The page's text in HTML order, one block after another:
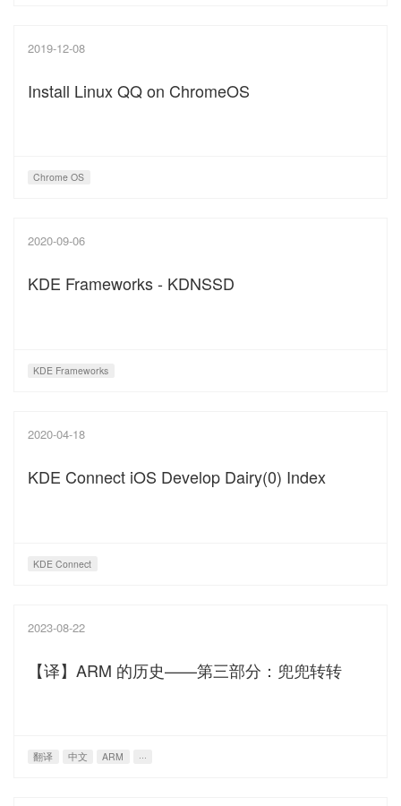
2019-12-08
Install Linux QQ on ChromeOS
Chrome OS
2020-09-06
KDE Frameworks - KDNSSD
KDE Frameworks
2020-04-18
KDE Connect iOS Develop Dairy(0) Index
KDE Connect
2023-08-22
【译】ARM 的历史——第三部分：兜兜转转
翻译 中文 ARM ···